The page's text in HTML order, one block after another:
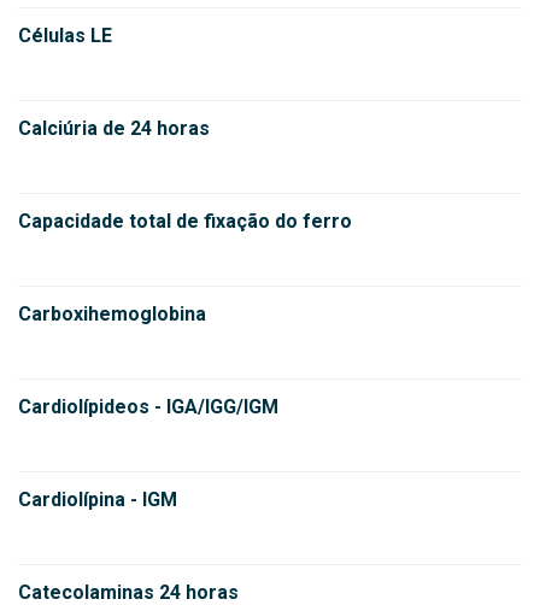
Células LE
Calciúria de 24 horas
Capacidade total de fixação do ferro
Carboxihemoglobina
Cardiolípideos - IGA/IGG/IGM
Cardiolípina - IGM
Catecolaminas 24 horas